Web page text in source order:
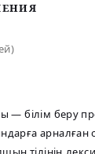
— білім беру
арналған